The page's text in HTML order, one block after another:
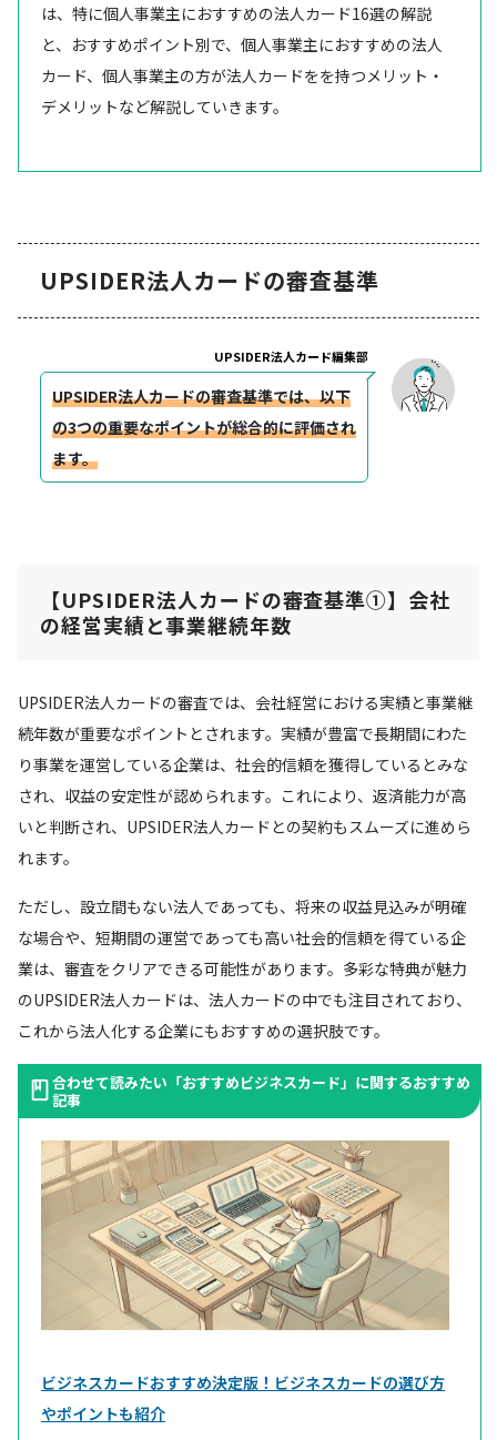
は、特に個人事業主におすすめの法人カード16選の解説
と、おすすめポイント別で、個人事業主におすすめの法人
カード、個人事業主の方が法人カードをを持つメリット・
デメリットなど解説していきます。
UPSIDER法人カードの審査基準
UPSIDER法人カード編集部
UPSIDER法人カードの審査基準では、以下
の3つの重要なポイントが総合的に評価され
ます。
【UPSIDER法人カードの審査基準①】 会社
の経営実績と事業継続年数
UPSIDER法人カードの審査では、会社経営における実績と事業継
続年数が重要なポイントとされます。実績が豊富で長期間にわた
り事業を運営している企業は、社会的信頼を獲得しているとみな
され、収益の安定性が認められます。これにより、返済能力が高
いと判断され、UPSIDER法人カードとの契約もスムーズに進めら
れます。
ただし、設立間もない法人であっても、将来の収益見込みが明確
な場合や、短期間の運営であっても高い社会的信頼を得ている企
業は、審査をクリアできる可能性があります。多彩な特典が魅力
のUPSIDER法人カードは、法人カードの中でも注目されており、
これから法人化する企業にもおすすめの選択肢です。
合わせて読みたい「おすすめビジネスカード」に関するおすすめ
記事
ビジネスカードおすすめ決定版！ビジネスカードの選び方
やポイントも紹介